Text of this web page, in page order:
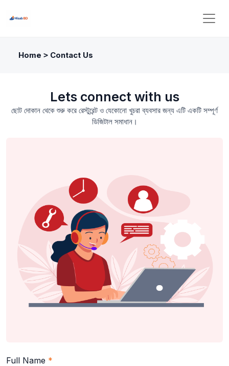
Home > Contact Us
Lets connect with us
ছোট দোকান থেকে শুরু করে রেস্টুরেন্ট ও যেকোনো খুচরা ব্যবসার জন্য এটি একটি সম্পূর্ণ
ডিজিটাল সমাধান।
Full Name *